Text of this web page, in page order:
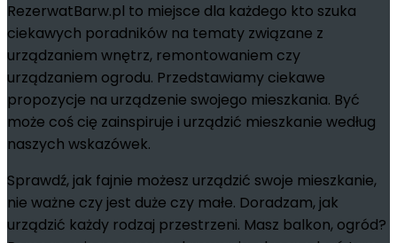
RezerwatBarw.pl to miejsce dla każdego kto szuka
ciekawych poradników na tematy związane z
urządzaniem wnętrz, remontowaniem czy
urządzaniem ogrodu. Przedstawiamy ciekawe
propozycje na urządzenie swojego mieszkania. Być
może coś cię zainspiruje i urządzić mieszkanie według
naszych wskazówek.
Sprawdź, jak fajnie możesz urządzić swoje mieszkanie,
nie ważne czy jest duże czy małe. Doradzam, jak
urządzić każdy rodzaj przestrzeni. Masz balkon, ogród?